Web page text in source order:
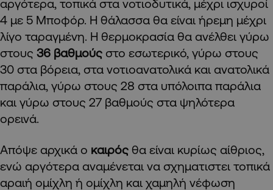
αργότερα, τοπικά στα νοτιοδυτικά, μέχρι ισχυροί
4 με 5 Μποφόρ. Η θάλασσα θα είναι ήρεμη μέχρι
λίγο ταραγμένη. Η θερμοκρασία θα ανέλθει γύρω
στους 36 βαθμούς στο εσωτερικό, γύρω στους
30 στα βόρεια, στα νοτιοανατολικά και ανατολικά
παράλια, γύρω στους 28 στα υπόλοιπα παράλια
και γύρω στους 27 βαθμούς στα ψηλότερα
ορεινά.
Απόψε αρχικά ο καιρός θα είναι κυρίως αίθριος,
ενώ αργότερα αναμένεται να σχηματιστει τοπικά
αραιή ομίχλη ή ομίχλη και χαμηλή νέφωση